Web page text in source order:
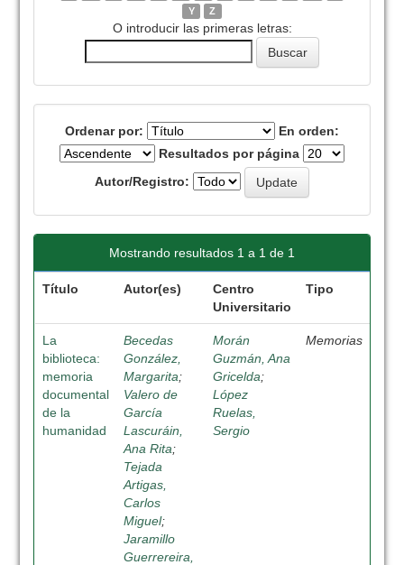
Y
Z
O introducir las primeras letras:
Ordenar por:
En orden:
Resultados por página
Autor/Registro:
Mostrando resultados 1 a 1 de 1
Título Autor(es)
Centro
Universitario
Tipo
La
biblioteca:
memoria
documental
de la
humanidad
Becedas
González,
Margarita;
Valero de
García
Lascuráin,
Ana Rita;
Tejada
Artigas,
Carlos
Miguel;
Jaramillo
Guerrereira,
Morán
Guzmán, Ana
Gricelda;
López
Ruelas,
Sergio
Memorias